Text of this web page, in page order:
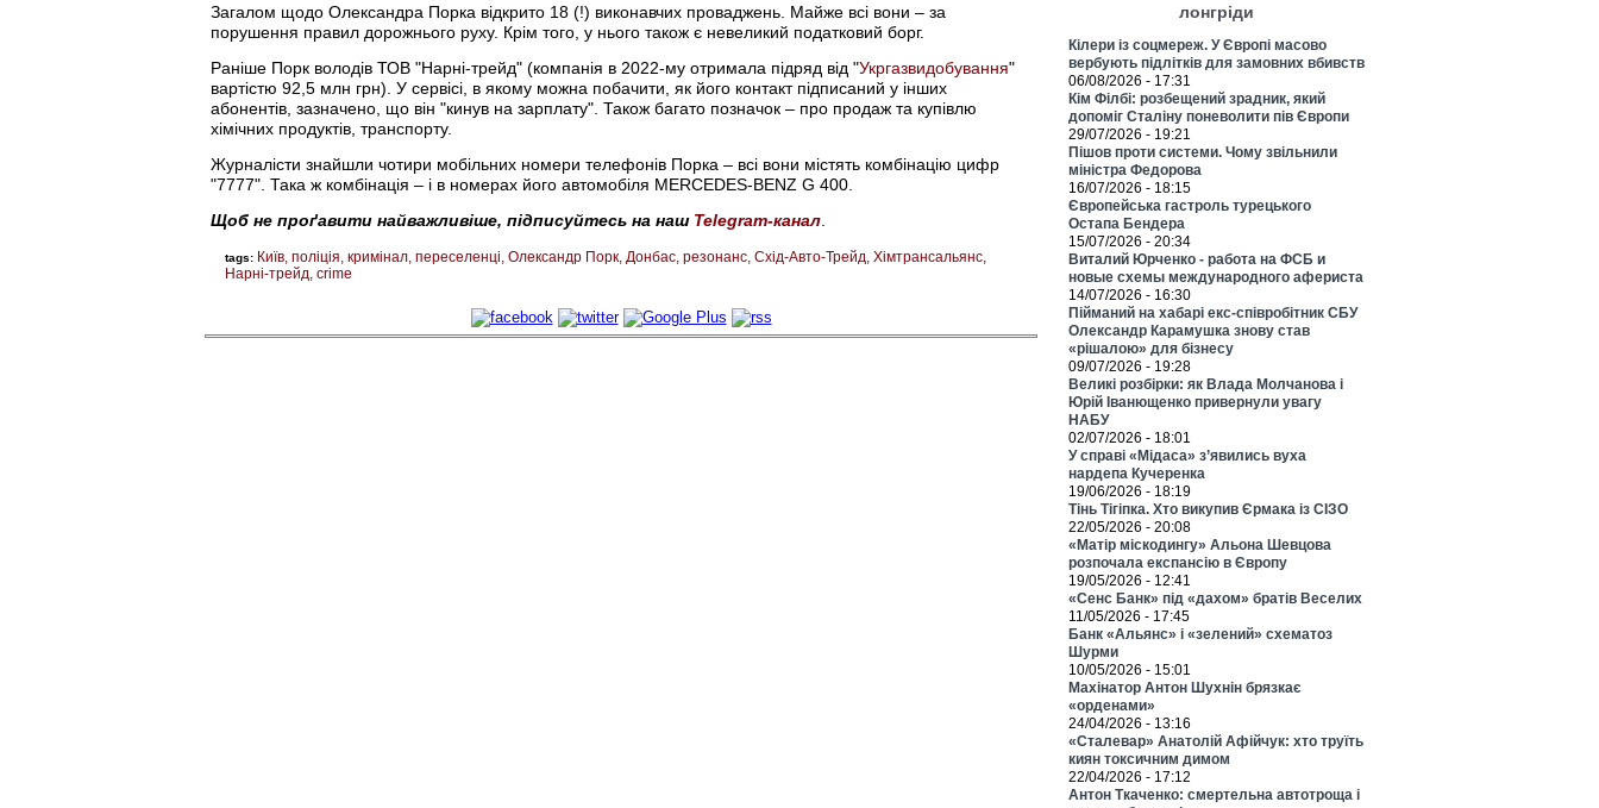
Загалом щодо Олександра Порка відкрито 18 (!) виконавчих проваджень. Майже всі вони – за
порушення правил дорожнього руху. Крім того, у нього також є невеликий податковий борг.
Раніше Порк володів ТОВ "Нарні-трейд" (компанія в 2022-му отримала підряд від "Укргазвидобування"
вартістю 92,5 млн грн). У сервісі, в якому можна побачити, як його контакт підписаний у інших
абонентів, зазначено, що він "кинув на зарплату". Також багато позначок – про продаж та купівлю
хімічних продуктів, транспорту.
Журналісти знайшли чотири мобільних номери телефонів Порка – всі вони містять комбінацію цифр
"7777". Така ж комбінація – і в номерах його автомобіля MERCEDES-BENZ G 400.
Щоб не проґавити найважливіше, підписуйтесь на наш Telegram-канал
tags: Київ поліція кримінал переселенці Олександр Порк Донбас резонанс Схід-Авто-Трейд Хімтрансальянс
Нарні-трейд crime
лонгріди
Кілери із соцмереж. У Європі масово
вербують підлітків для замовних вбивств
06/08/2026 - 17:31
Кім Філбі: розбещений зрадник, який
допоміг Сталіну поневолити пів Європи
29/07/2026 - 19:21
Пішов проти системи. Чому звільнили
міністра Федорова
16/07/2026 - 18:15
Європейська гастроль турецького
Остапа Бендера
15/07/2026 - 20:34
Виталий Юрченко - работа на ФСБ и
новые схемы международного афериста
14/07/2026 - 16:30
Пійманий на хабарі екс-співробітник СБУ
Олександр Карамушка знову став
«рішалою» для бізнесу
09/07/2026 - 19:28
Великі розбірки: як Влада Молчанова і
Юрій Іванющенко привернули увагу
НАБУ
02/07/2026 - 18:01
У справі «Мідаса» з’явились вуха
нардепа Кучеренка
19/06/2026 - 18:19
Тінь Тігіпка. Хто викупив Єрмака із СІЗО
22/05/2026 - 20:08
«Матір міскодингу» Альона Шевцова
розпочала експансію в Європу
19/05/2026 - 12:41
«Сенс Банк» під «дахом» братів Веселих
11/05/2026 - 17:45
Банк «Альянс» і «зелений» схематоз
Шурми
10/05/2026 - 15:01
Махінатор Антон Шухнін брязкає
«орденами»
24/04/2026 - 13:16
«Сталевар» Анатолій Афійчук: хто труїть
киян токсичним димом
22/04/2026 - 17:12
Антон Ткаченко: смертельна автотроща і